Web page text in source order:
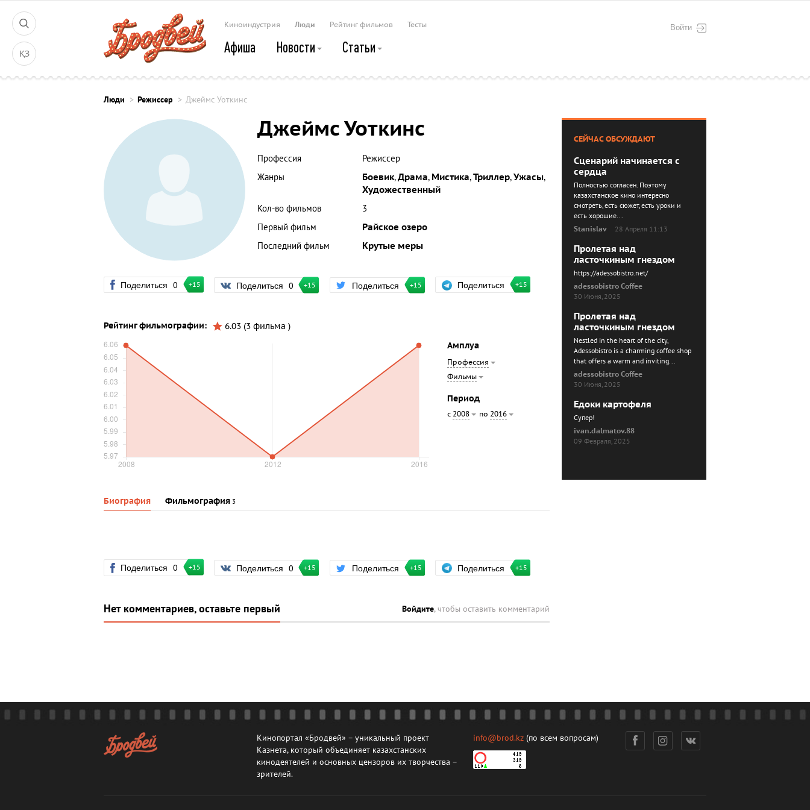
ҚЗ
Войти
Киноиндустрия Люди Рейтинг фильмов Тесты
Афиша Новости Статьи
Люди Режиссер Джеймс Уоткинс
Джеймс Уоткинс
Профессия
Режиссер
Жанры
Боевик,Драма, Мистика,Триллер,Ужасы,
Художественный
Кол-во фильмов
3
Первый фильм
Райское озеро
Последний фильм
Крутые меры
Поделиться 0 +15 Поделиться 0 +15 Поделиться +15 Поделиться +15
Рейтинг фильмографии:
6.03 (3 фильма )
Амплуа
Профессия
Фильмы
Период
с 2008 по 2016
Биография Фильмография 3
Поделиться 0 +15 Поделиться 0 +15 Поделиться +15 Поделиться +15
Нет комментариев, оставьте первый Войдите, чтобы оставить комментарий
СЕЙЧАС ОБСУЖДАЮТ
Сценарий начинается с
сердца
Полностью согласен. Поэтому
казахстанское кино интересно
смотреть, есть сюжет, есть уроки и
есть хорошие...
Stanislav
28 Апреля 11:13
Пролетая над
ласточкиным гнездом
https://adessobistro.net/
adessobistro Coffee
30 Июня, 2025
Пролетая над
ласточкиным гнездом
Nestled in the heart of the city,
Adessobistro is a charming coffee shop
that offers a warm and inviting...
adessobistro Coffee
30 Июня, 2025
Едоки картофеля
Cупер!
ivan.dalmatov.88
09 Февраля, 2025
Кинопортал «Бродвей» – уникальный проект
Казнета, который объединяет казахстанских
кинодеятелей и основных цензоров их творчества –
зрителей.
info@brod.kz (по всем вопросам)